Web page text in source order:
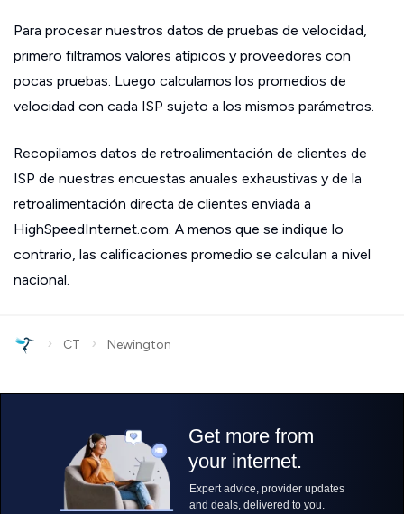
Para procesar nuestros datos de pruebas de velocidad,
primero filtramos valores atípicos y proveedores con
pocas pruebas. Luego calculamos los promedios de
velocidad con cada ISP sujeto a los mismos parámetros.
Recopilamos datos de retroalimentación de clientes de
ISP de nuestras encuestas anuales exhaustivas y de la
retroalimentación directa de clientes enviada a
HighSpeedInternet.com. A menos que se indique lo
contrario, las calificaciones promedio se calculan a nivel
nacional.
› CT › Newington